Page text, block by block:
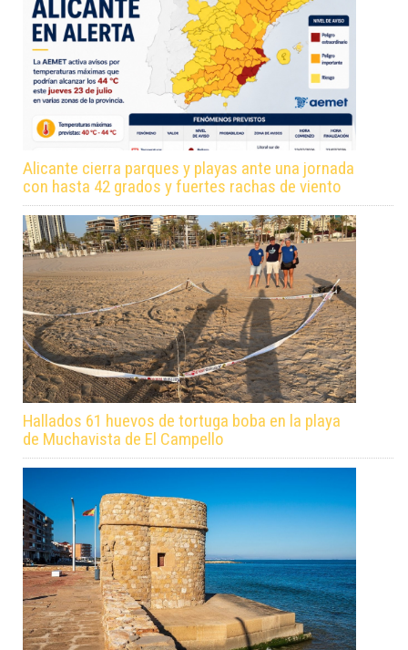
Alicante cierra parques y playas ante una jornada
con hasta 42 grados y fuertes rachas de viento
Hallados 61 huevos de tortuga boba en la playa
de Muchavista de El Campello